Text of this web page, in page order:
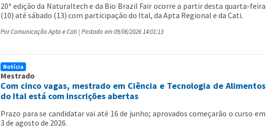
20ª edição da Naturaltech e da Bio Brazil Fair ocorre a partir desta quarta-feira
(10) até sábado (13) com participação do Ital, da Apta Regional e da Cati.
Por Comunicação Apta e Cati | Postado em 09/06/2026 14:01:13
Notícia
Mestrado
Com cinco vagas, mestrado em Ciência e Tecnologia de Alimentos
do Ital está com inscrições abertas
Prazo para se candidatar vai até 16 de junho; aprovados começarão o curso em
3 de agosto de 2026.